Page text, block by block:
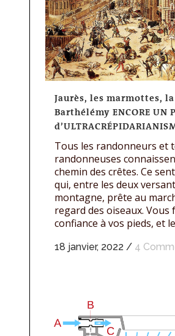
Jaurès, les marmottes,
Barthélémy ENCORE UN
Tous les randonneurs et
randonneuses
chemin des crêtes. Ce
qui, entre les deux
montagne, prête au
regard des oiseaux. Vous
confiance à vos pieds, et
18 janvier, 2022 / 4